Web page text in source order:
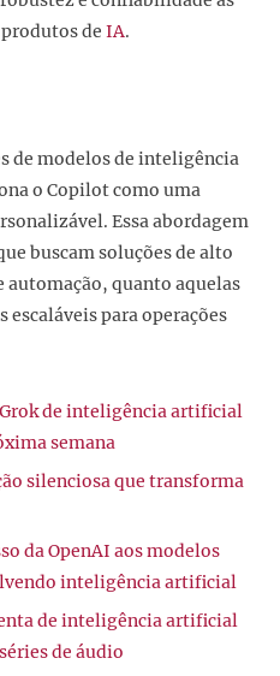
de IA.
de modelos de inteligência
o Copilot como uma
Essa abordagem
buscam soluções de alto
automação, quanto aquelas
escaláveis para operações
de inteligência artificial
semana
silenciosa que transforma
da OpenAI aos modelos
inteligência artificial
de inteligência artificial
de áudio